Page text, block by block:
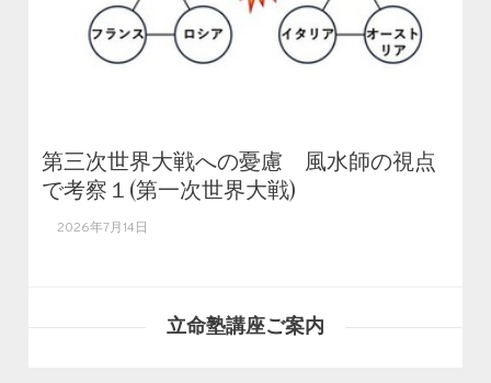
第三次世界大戦への憂慮 風水師の視点
で考察１(第一次世界大戦)
2026年7月14日
立命塾講座ご案内